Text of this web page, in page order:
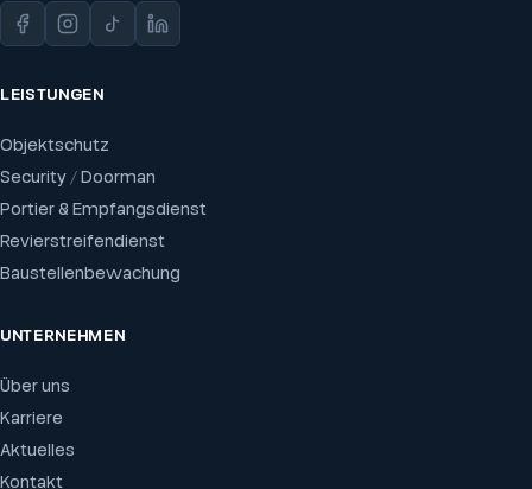
LEISTUNGEN
Objektschutz
Security / Doorman
Portier & Empfangsdienst
Revierstreifendienst
Baustellenbewachung
UNTERNEHMEN
Über uns
Karriere
Aktuelles
Kontakt